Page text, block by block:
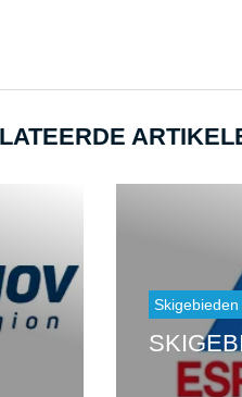
Skigebieden